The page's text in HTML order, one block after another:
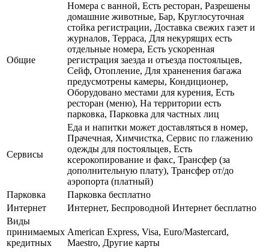
Общие
Номера с ванной, Есть ресторан, Разрешены
домашние животные, Бар, Круглосуточная
стойка регистрации, Доставка свежих газет и
журналов, Терраса, Для некурящих есть
отдельные номера, Есть ускоренная
регистрация заезда и отъезда постояльцев,
Сейф, Отопление, Для храненения багажа
предусмотрены камеры, Кондиционер,
Оборудовано местами для курения, Есть
ресторан (меню), На территории есть
парковка, Парковка для частных лиц
Сервисы
Еда и напитки может доставляться в номер,
Прачечная, Химчистка, Сервис по глажению
одежды для постояльцев, Есть
ксерокопирование и факс, Трансфер (за
дополнительную плату), Трансфер от/до
аэропорта (платный)
Парковка
Парковка бесплатно
Интернет
Интернет, Беспроводной Интернет бесплатно
Виды
принимаемых
кредитных
American Express, Visa, Euro/Mastercard,
Maestro, Другие карты